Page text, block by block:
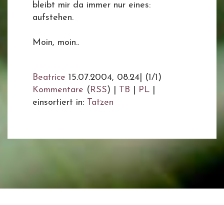
bleibt mir da immer nur eines:
aufstehen.
Moin, moin..
Beatrice 15.07.2004, 08.24
(1/1)
Kommentare (RSS) | TB PL
einsortiert in: Tatzen